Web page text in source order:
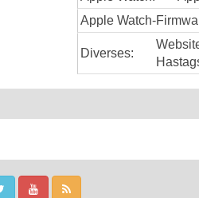
Apple Watch-
Diverses: